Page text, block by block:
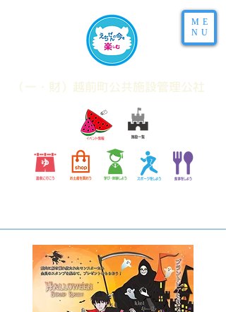
​（一・財）越前町公共施設管理公社
ME
NU